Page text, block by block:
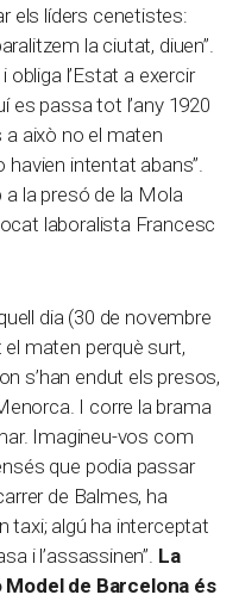
els líders cenetistes:
la ciutat, diuen”.
obliga l’Estat a exercir
es passa tot l’any 1920
a això no el maten
havien intentat abans”.
la presó de la Mola
laboralista Francesc
dia (30 de novembre
el maten perquè surt,
s’han endut els presos,
I corre la brama
Imagineu-vos com
que podia passar
de Balmes, ha
taxi; algú ha interceptat
i l’assassinen”. La
de Barcelona és